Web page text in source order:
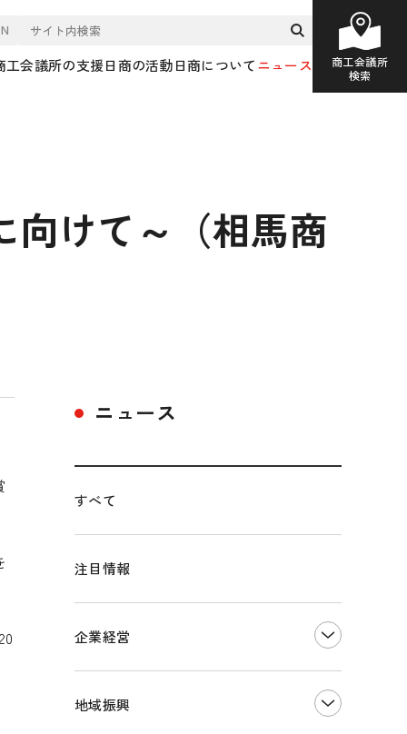
工会議所の支援日商の活動日商についてニュース
商工会議所
検索
向けて～（相馬商
ニュース
すべて
注目情報
企業経営
地域振興